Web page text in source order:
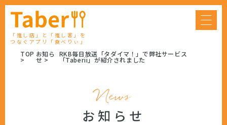
「推し店」と「推し客」を
つなぐアプリ「食べりぃ」
TOP お知ら
せ
RKB毎日放送「タダイマ！」で弊社サービス
「Taberii」が紹介されました
News
お知らせ